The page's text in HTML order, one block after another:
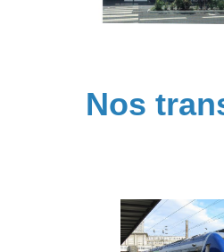
Nos